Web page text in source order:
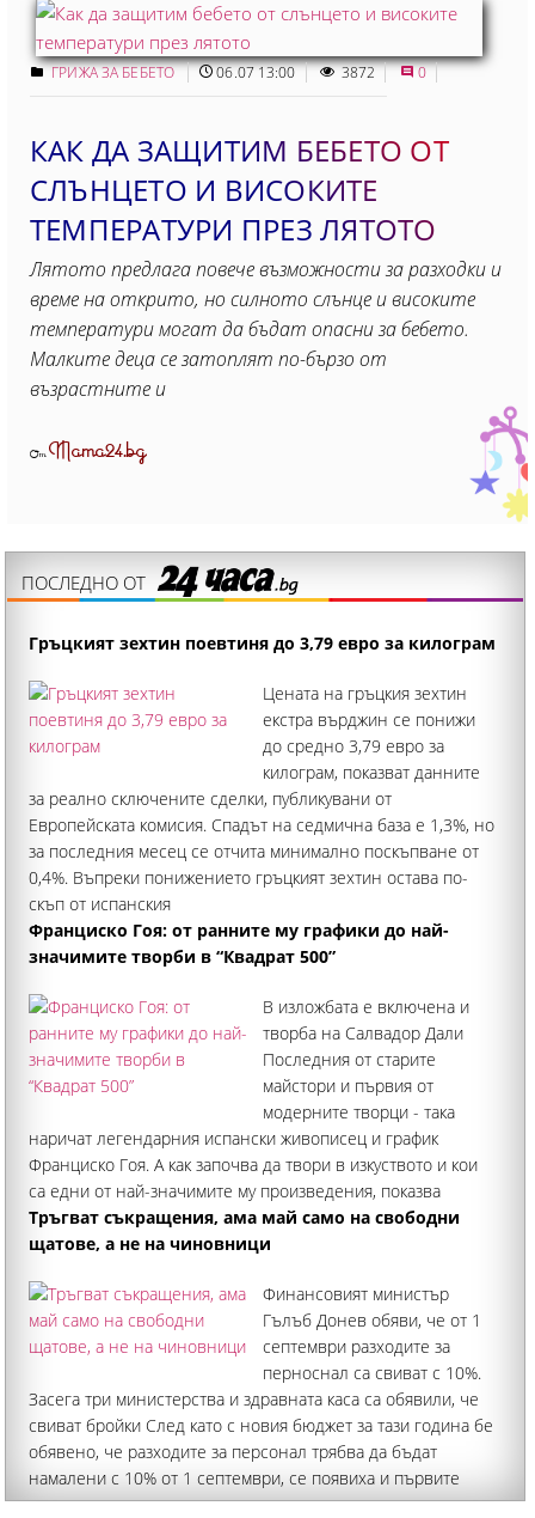
ГРИЖА ЗА БЕБЕТО 06.07 13:00 3872 0
КАК ДА ЗАЩИТИМ БЕБЕТО ОТ
СЛЪНЦЕТО И ВИСОКИТЕ
ТЕМПЕРАТУРИ ПРЕЗ ЛЯТОТО
Лятото предлага повече възможности за разходки и
време на открито, но силното слънце и високите
температури могат да бъдат опасни за бебето.
Малките деца се затоплят по-бързо от
възрастните и
ОтMama24.bg
ПОСЛЕДНО ОТ
Гръцкият зехтин поевтиня до 3,79 евро за килограм
Цената на гръцкия зехтин
екстра върджин се понижи
до средно 3,79 евро за
килограм, показват данните
за реално сключените сделки, публикувани от
Европейската комисия. Спадът на седмична база е 1,3%, но
за последния месец се отчита минимално поскъпване от
0,4%. Въпреки понижението гръцкият зехтин остава по-
скъп от испанския
Франциско Гоя: от ранните му графики до най-
значимите творби в “Квадрат 500”
В изложбата е включена и
творба на Салвадор Дали
Последния от старите
майстори и първия от
модерните творци - така
наричат легендарния испански живописец и график
Франциско Гоя. А как започва да твори в изкуството и кои
са едни от най-значимите му произведения, показва
Националната галерия “Квадрат 500” в забележителната
изложба “Франсиско Гоя
Тръгват съкращения, ама май само на свободни
щатове, а не на чиновници
Финансовият министър
Гълъб Донев обяви, че от 1
септември разходите за
перноснал са свиват с 10%.
Засега три министерства и здравната каса са обявили, че
свиват бройки След като с новия бюджет за тази година бе
обявено, че разходите за персонал трябва да бъдат
намалени с 10% от 1 септември, се появиха и първите
конкретни предложения за